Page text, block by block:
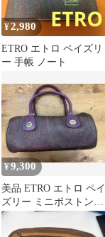
¥2,980
ETRO エトロ ペイズリ
ー 手帳 ノート
¥9,300
美品 ETRO エトロ ペイ
ズリー ミニボストンバ
ッグ ハンドバッグ